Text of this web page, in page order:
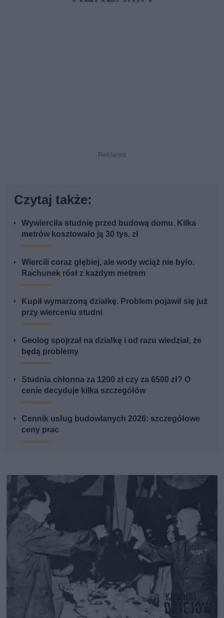
Czytaj także:
Wywierciła studnię przed budową domu. Kilka
metrów kosztowało ją 30 tys. zł
Wiercili coraz głębiej, ale wody wciąż nie było.
Rachunek rósł z każdym metrem
Kupił wymarzoną działkę. Problem pojawił się już
przy wierceniu studni
Geolog spojrzał na działkę i od razu wiedział, że
będą problemy
Studnia chłonna za 1200 zł czy za 6500 zł? O
cenie decyduje kilka szczegółów
Cennik usług budowlanych 2026: szczegółowe
ceny prac